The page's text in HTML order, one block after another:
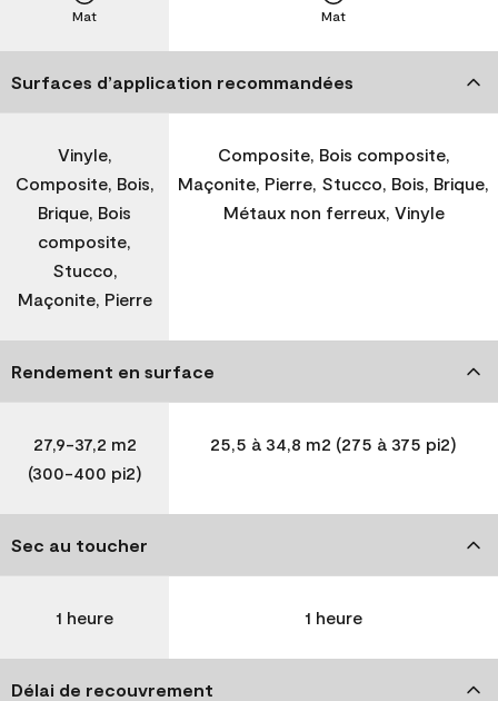
Mat Mat
Surfaces d’application recommandées
Vinyle,
Composite, Bois,
Brique, Bois
composite,
Stucco,
Maçonite, Pierre
Composite, Bois composite,
Maçonite, Pierre, Stucco, Bois, Brique,
Métaux non ferreux, Vinyle
Rendement en surface
27,9-37,2 m2
(300-400 pi2)
25,5 à 34,8 m2 (275 à 375 pi2)
Sec au toucher
1 heure 1 heure
Délai de recouvrement